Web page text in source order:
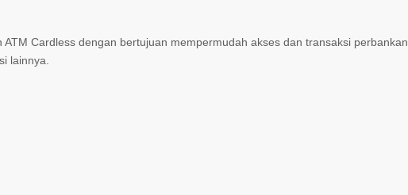
Cardless dengan bertujuan mempermudah akses dan transaksi perbankan.
lainnya.